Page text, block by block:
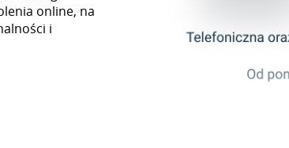
online, na
i